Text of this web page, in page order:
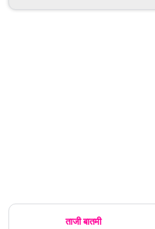
ताजी बातमी